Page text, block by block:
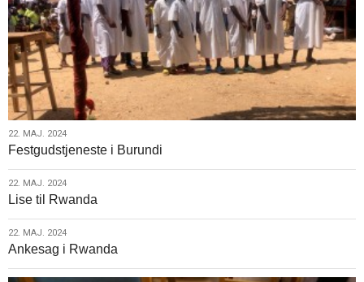
22.
maj.
2024
22. MAJ. 2024
Festgudstjeneste i Burundi
22.
maj.
2024
22. MAJ. 2024
Lise til Rwanda
22.
maj.
2024
22. MAJ. 2024
Ankesag i Rwanda